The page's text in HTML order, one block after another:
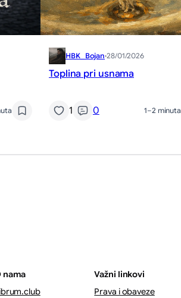
HBK_Bojan·28/01/2026
Toplina pri usnama
1 0 1–2 minuta
nama
Važni linkovi
Prava i obaveze